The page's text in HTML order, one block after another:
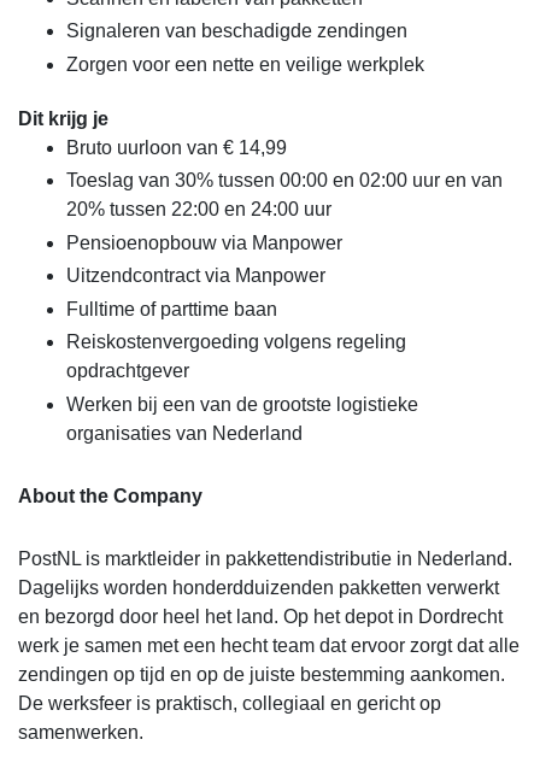
Signaleren van beschadigde zendingen
Zorgen voor een nette en veilige werkplek
Dit krijg je
Bruto uurloon van € 14,99
Toeslag van 30% tussen 00:00 en 02:00 uur en van
20% tussen 22:00 en 24:00 uur
Pensioenopbouw via Manpower
Uitzendcontract via Manpower
Fulltime of parttime baan
Reiskostenvergoeding volgens regeling
opdrachtgever
Werken bij een van de grootste logistieke
organisaties van Nederland
About the Company
PostNL is marktleider in pakkettendistributie in Nederland.
Dagelijks worden honderdduizenden pakketten verwerkt
en bezorgd door heel het land. Op het depot in Dordrecht
werk je samen met een hecht team dat ervoor zorgt dat alle
zendingen op tijd en op de juiste bestemming aankomen.
De werksfeer is praktisch, collegiaal en gericht op
samenwerken.